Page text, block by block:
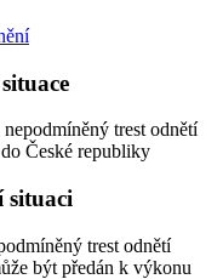
trest odnětí
České republiky
situaci
trest odnětí
být předán k výkonu